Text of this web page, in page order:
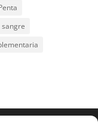
sangre